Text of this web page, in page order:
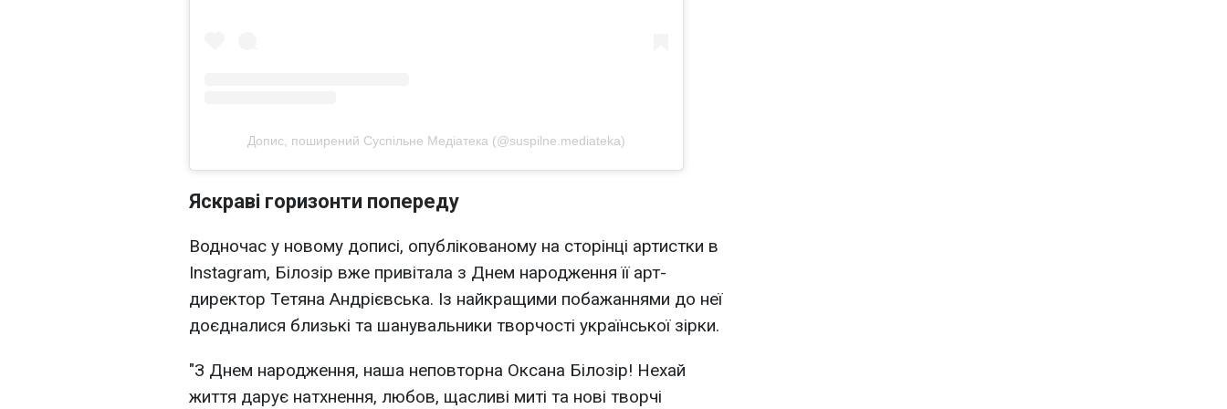
Допис, поширений Суспільне Медіатека (@suspilne.mediateka)
Яскраві горизонти попереду
Водночас у новому дописі, опублікованому на сторінці артистки в
Instagram, Білозір вже привітала з Днем народження її арт-
директор Тетяна Андрієвська. Із найкращими побажаннями до неї
доєдналися близькі та шанувальники творчості української зірки.
"З Днем народження, наша неповторна Оксана Білозір! Нехай
життя дарує натхнення, любов, щасливі миті та нові творчі